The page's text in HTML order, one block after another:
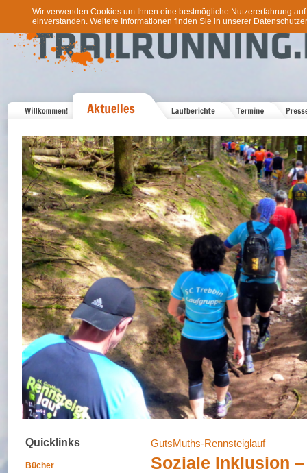
Wir verwenden Cookies um Ihnen eine bestmögliche Nutzererfahrung
einverstanden. Weitere Informationen finden Sie in unserer
Quicklinks
Bücher
GutsMuths-Rennsteiglauf
Soziale Inklusion